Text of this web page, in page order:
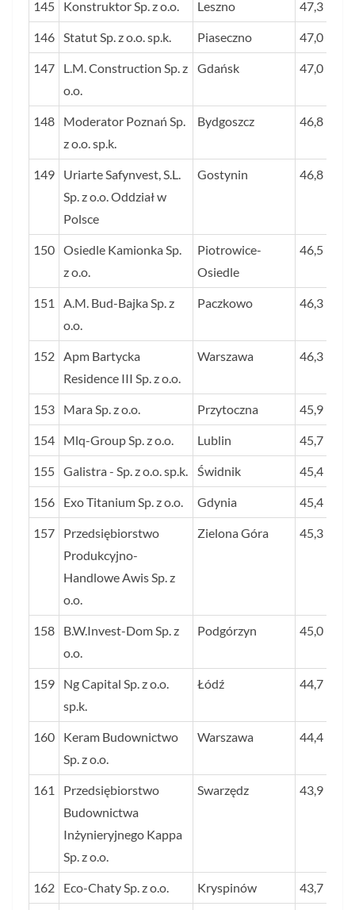
145 Konstruktor Sp. z o.o. Leszno 47,3
146 Statut Sp. z o.o. sp.k. Piaseczno 47,0
147
L.M. Construction Sp. z
o.o.
Gdańsk 47,0
148
Moderator Poznań Sp.
z o.o. sp.k.
Bydgoszcz 46,8
149
Uriarte Safynvest, S.L.
Sp. z o.o. Oddział w
Polsce
Gostynin 46,8
150 Osiedle Kamionka Sp.
z o.o.
Piotrowice-
Osiedle
46,5
151
A.M. Bud-Bajka Sp. z
o.o.
Paczkowo 46,3
152 Apm Bartycka
Residence III Sp. z o.o.
Warszawa 46,3
153 Mara Sp. z o.o. Przytoczna 45,9
154 Mlq-Group Sp. z o.o. Lublin 45,7
155 Galistra - Sp. z o.o. sp.k. Świdnik 45,4
156 Exo Titanium Sp. z o.o. Gdynia 45,4
157
Przedsiębiorstwo
Produkcyjno-
Handlowe Awis Sp. z
o.o.
Zielona Góra 45,3
158
B.W.Invest-Dom Sp. z
o.o.
Podgórzyn 45,0
159
Ng Capital Sp. z o.o.
sp.k.
Łódź 44,7
160
Keram Budownictwo
Sp. z o.o.
Warszawa 44,4
161
Przedsiębiorstwo
Budownictwa
Inżynieryjnego Kappa
Sp. z o.o.
Swarzędz 43,9
162 Eco-Chaty Sp. z o.o. Kryspinów 43,7